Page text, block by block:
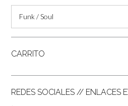
Funk / Soul
CARRITO
REDES SOCIALES // ENLACES